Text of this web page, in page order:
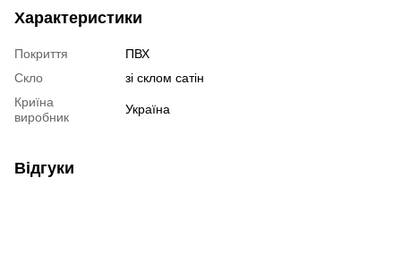
Характеристики
Покриття
ПВХ
Скло
зі склом сатін
Криїна
виробник
Україна
Відгуки